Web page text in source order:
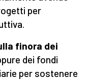
per
finora dei
dei fondi
per sostenere